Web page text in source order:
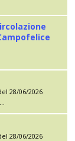
28/06/2026
28/06/2026